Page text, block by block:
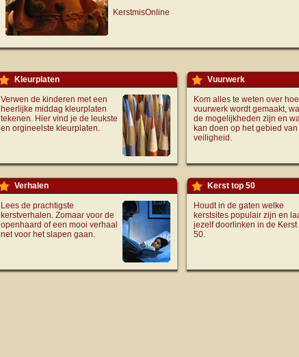
KerstmisOnline
Kleurplaten
Verwen de kinderen met een
heerlijke middag kleurplaten
tekenen. Hier vind je de leukste
en orgineelste kleurplaten.
Vuurwerk
Kom alles te weten over hoe
vuurwerk wordt gemaakt,
de mogelijkheden zijn en
kan doen op het gebied van
veiligheid.
Verhalen
Lees de prachtigste
kerstverhalen. Zomaar voor de
openhaard of een mooi verhaal
net voor het slapen gaan.
Kerst top 50
Houdt in de gaten welke
kerstsites populair zijn en
jezelf doorlinken in de Kerst
50.